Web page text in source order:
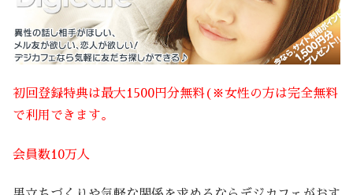
初回登録特典は最大1500円分無料(※女性の方は完全無料
で利用できます。
会員数10万人